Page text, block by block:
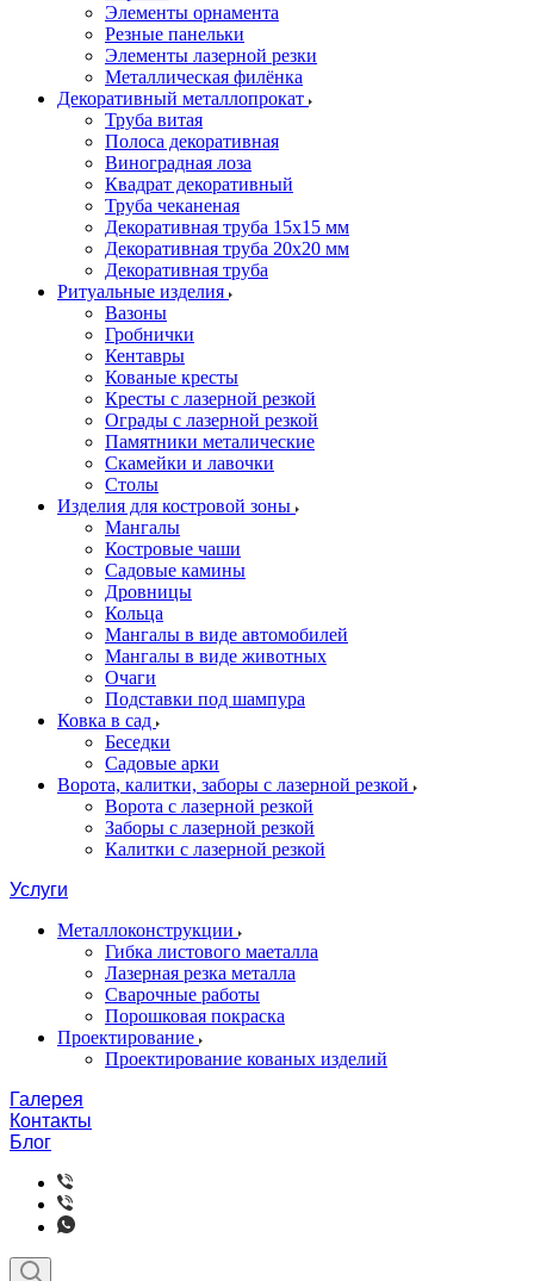
Элементы орнамента
Резные панельки
Элементы лазерной резки
Металлическая филёнка
Декоративный металлопрокат
Труба витая
Полоса декоративная
Виноградная лоза
Квадрат декоративный
Труба чеканеная
Декоративная труба 15х15 мм
Декоративная труба 20х20 мм
Декоративная труба
Ритуальные изделия
Вазоны
Гробнички
Кентавры
Кованые кресты
Кресты с лазерной резкой
Ограды с лазерной резкой
Памятники металические
Скамейки и лавочки
Столы
Изделия для костровой зоны
Мангалы
Костровые чаши
Садовые камины
Дровницы
Кольца
Мангалы в виде автомобилей
Мангалы в виде животных
Очаги
Подставки под шампура
Ковка в сад
Беседки
Садовые арки
Ворота, калитки, заборы с лазерной резкой
Ворота с лазерной резкой
Заборы с лазерной резкой
Калитки с лазерной резкой
Услуги
Металлоконструкции
Гибка листового маеталла
Лазерная резка металла
Сварочные работы
Порошковая покраска
Проектирование
Проектирование кованых изделий
Галерея
Контакты
Блог